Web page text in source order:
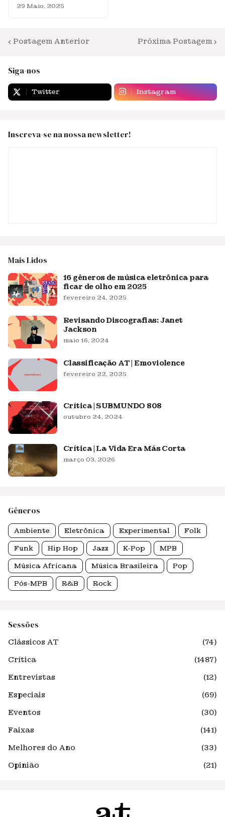
29 Maio, 2025
Postagem Anterior Próxima Postagem
Siga-nos
Twitter Instagram
Inscreva-se na nossa newsletter!
Mais Lidos
16 gêneros de música eletrônica para
ficar de olho em 2025
fevereiro 24, 2025
Revisando Discografias: Janet
Jackson
maio 16, 2024
Classificação AT | Emoviolence
fevereiro 22, 2025
Crítica | SUBMUNDO 808
outubro 24, 2024
Crítica | La Vida Era Más Corta
março 03, 2026
Gêneros
Ambiente Eletrônica Experimental Folk
Funk Hip Hop Jazz K-Pop MPB
Música Africana Música Brasileira Pop
Pós-MPB R&B Rock
Sessões
Clássicos AT
(74)
Crítica
(1487)
Entrevistas
(12)
Especiais
(69)
Eventos
(30)
Faixas
(141)
Melhores do Ano
(33)
Opinião
(21)